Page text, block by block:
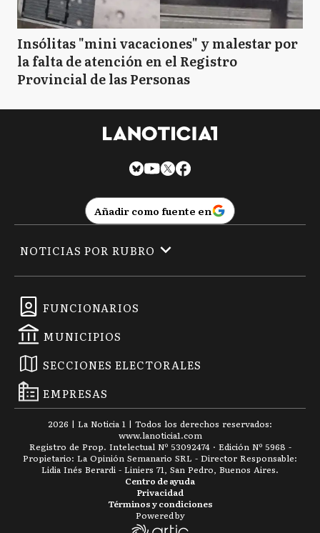
Insólitas "mini vacaciones" y malestar por
la falta de atención en el Registro
Provincial de las Personas
Añadir como fuente en
FUNCIONARIOS
MUNICIPIOS
SECCIONES ELECTORALES
EMPRESAS
NOTICIAS POR RUBRO
2026 | La Noticia 1 | Todos los derechos reservados:
www.lanoticia1.com
Registro de Prop. Intelectual Nº 53092474 · Edición Nº 5968 -
Propietario: La Opinión Semanario SRL - Director Responsable:
Lidia Inés Berardi - Liniers 71, San Pedro, Buenos Aires.
Términos y condiciones
Privacidad
Centro de ayuda
Powered by